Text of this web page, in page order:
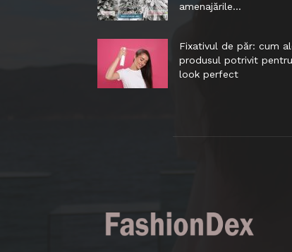
amenajările...
Fixativul de păr: cum
produsul potrivit
look perfect